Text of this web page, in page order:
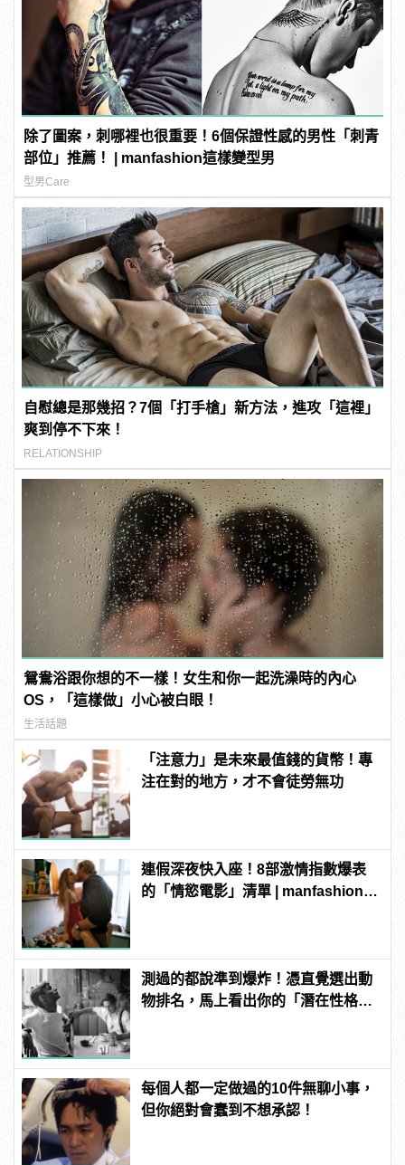
除了圖案，刺哪裡也很重要！6個保證性感的男性「刺青
部位」推薦！ | manfashion這樣變型男
型男Care
自慰總是那幾招？7個「打手槍」新方法，進攻「這裡」
爽到停不下來！
RELATIONSHIP
鴛鴦浴跟你想的不一樣！女生和你一起洗澡時的內心
OS，「這樣做」小心被白眼！
生活話題
「注意力」是未來最值錢的貨幣！專
注在對的地方，才不會徒勞無功
連假深夜快入座！8部激情指數爆表
的「情慾電影」清單 | manfashion這
測過的都說準到爆炸！憑直覺選出動
物排名，馬上看出你的「潛在性格與
每個人都一定做過的10件無聊小事，
但你絕對會蠢到不想承認！